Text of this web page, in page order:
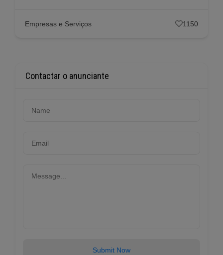
Empresas e Serviços 1150
Contactar o anunciante
Submit Now